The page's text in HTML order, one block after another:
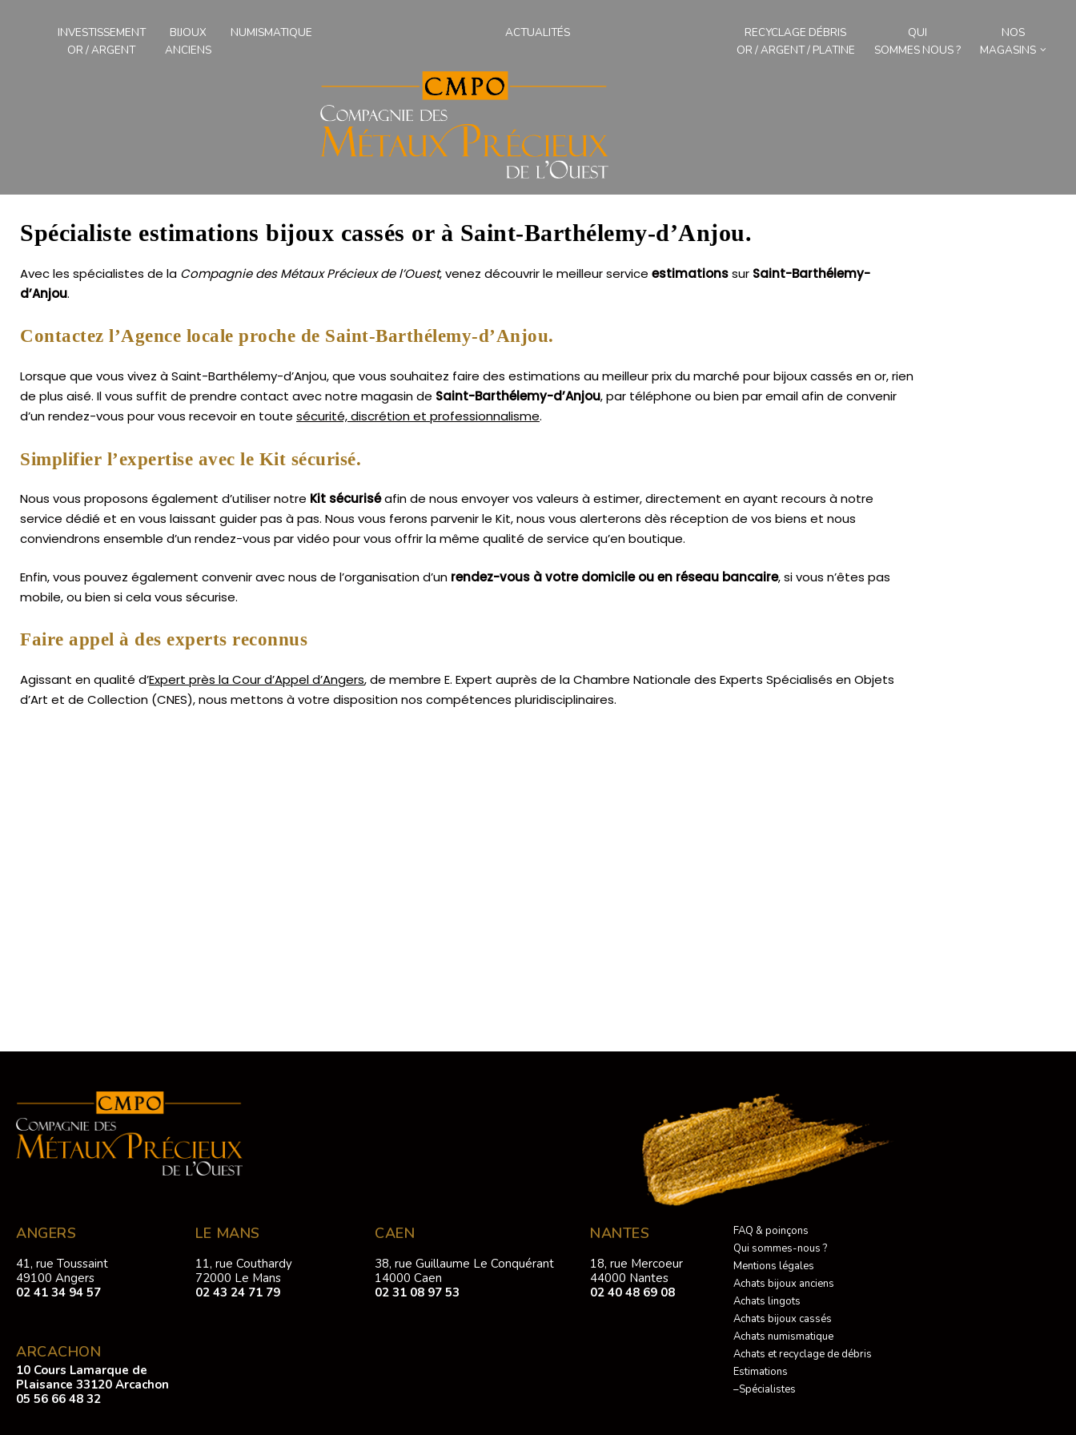
INVESTISSEMENT
OR / ARGENT
BIJOUX
ANCIENS
NUMISMATIQUE ACTUALITÉS
RECYCLAGE DÉBRIS
OR / ARGENT / PLATINE
QUI
SOMMES NOUS ?
NOS
MAGASINS
Spécialiste estimations bijoux cassés or à Saint-Barthélemy-d’Anjou.
Avec les spécialistes de la Compagnie des Métaux Précieux de l’Ouest, venez découvrir le meilleur service estimationssur Saint-Barthélemy-
d’Anjou.
Contactez l’Agence locale proche de Saint-Barthélemy-d’Anjou.
Lorsque que vous vivez à Saint-Barthélemy-d’Anjou, que vous souhaitez faire des estimations au meilleur prix du marché pour bijoux cassés en or, rien
de plus aisé. Il vous suffit de prendre contact avec notre magasin de Saint-Barthélemy-d’Anjou, par téléphone ou bien par email afin de convenir
d’un rendez-vous pour vous recevoir en toute sécurité, discrétion et professionnalisme.
Simplifier l’expertise avec le Kit sécurisé.
Nous vous proposons également d’utiliser notre Kit sécuriséafin de nous envoyer vos valeurs à estimer, directement en ayant recours à notre
service dédié et en vous laissant guider pas à pas. Nous vous ferons parvenir le Kit, nous vous alerterons dès réception de vos biens et nous
conviendrons ensemble d’un rendez-vous par vidéo pour vous offrir la même qualité de service qu’en boutique.
Enfin, vous pouvez également convenir avec nous de l’organisation d’un rendez-vous à votre domicile ou en réseau bancaire, si vous n’êtes pas
mobile, ou bien si cela vous sécurise.
Faire appel à des experts reconnus
Agissant en qualité d’Expert près la Cour d’Appel d’Angers, de membre E. Expert auprès de laChambre Nationale des Experts Spécialisés en Objets
d’Art et de Collection (CNES),nous mettons à votre disposition nos compétences pluridisciplinaires.
ANGERS
41, rue Toussaint
49100 Angers
02 41 34 94 57
ARCACHON
10 Cours Lamarque de
Plaisance 33120 Arcachon
05 56 66 48 32
LE MANS
11, rue Couthardy
72000 Le Mans
02 43 24 71 79
CAEN
38, rue Guillaume Le Conquérant
14000 Caen
02 31 08 97 53
NANTES
18, rue Mercoeur
44000 Nantes
02 40 48 69 08
FAQ & poinçons
Qui sommes-nous ?
Mentions légales
Achats bijoux anciens
Achats lingots
Achats bijoux cassés
Achats numismatique
Achats et recyclage de débris
Estimations
–Spécialistes